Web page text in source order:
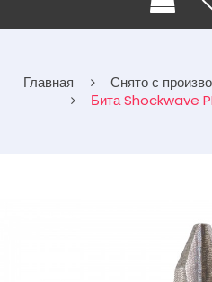
Главная
Снято с
Бита Shockwave